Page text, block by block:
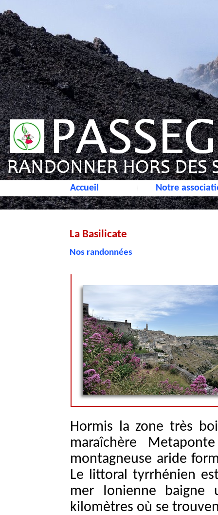
Accueil Notre
La Basilicate
Nos randonnées
Hormis la zone très
maraîchère
montagneuse aride
Le littoral tyrrhénien
mer Ionienne baigne
kilomètres où se